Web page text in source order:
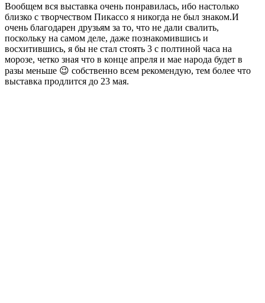
Вообщем вся выставка очень понравилась, ибо настолько
близко с творчеством Пикассо я никогда не был знаком.И
очень благодарен друзьям за то, что не дали свалить,
поскольку на самом деле, даже познакомившись и
восхитившись, я бы не стал стоять 3 с полтиной часа на
морозе, четко зная что в конце апреля и мае народа будет в
разы меньше 😉 собственно всем рекомендую, тем более что
выставка продлится до 23 мая.